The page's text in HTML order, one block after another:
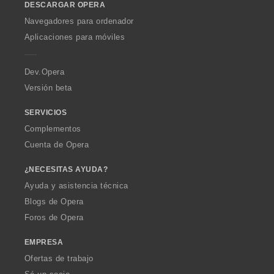
w
O
p
a
DESCARGAR OPERA
Navegadores para ordenador
Aplicaciones para móviles
Dev.Opera
Versión beta
SERVICIOS
Complementos
Cuenta de Opera
¿NECESITAS AYUDA?
Ayuda y asistencia técnica
Blogs de Opera
Foros de Opera
EMPRESA
Ofertas de trabajo